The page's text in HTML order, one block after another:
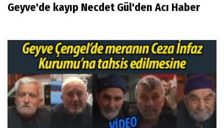
Geyve'de kayıp Necdet Gül'den Acı Haber